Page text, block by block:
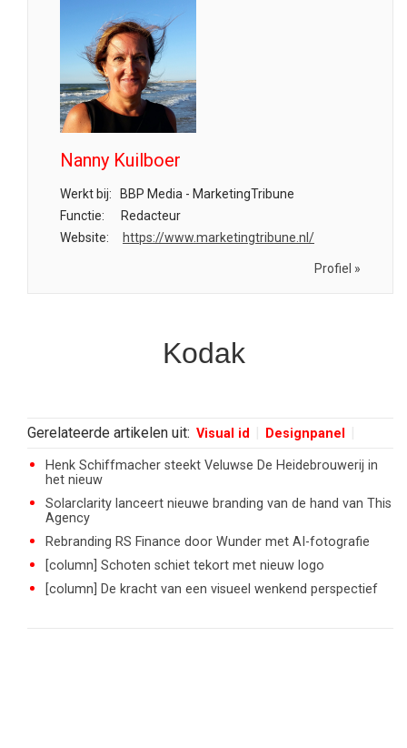
Nanny Kuilboer
Werkt bij:
BBP Media - MarketingTribune
Functie:
Redacteur
Website:
https://www.marketingtribune.nl/
Profiel »
Kodak
Gerelateerde artikelen uit: Visual id Designpanel
Henk Schiffmacher steekt Veluwse De Heidebrouwerij in
het nieuw
Solarclarity lanceert nieuwe branding van de hand van This
Agency
Rebranding RS Finance door Wunder met AI-fotografie
[column] Schoten schiet tekort met nieuw logo
[column] De kracht van een visueel wenkend perspectief